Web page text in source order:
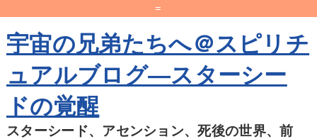
=
宇宙の兄弟たちへ＠スピリチ
ュアルブログ―スターシー
ドの覚醒
スターシード、アセンション、死後の世界、前